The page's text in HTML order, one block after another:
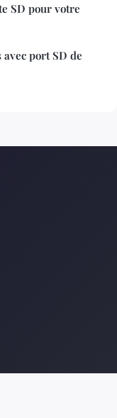
SD pour votre
port SD de